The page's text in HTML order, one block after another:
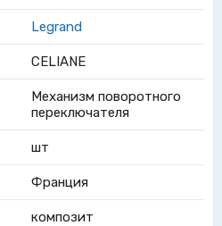
Legrand
CELIANE
Механизм поворотного
переключателя
шт
Франция
композит